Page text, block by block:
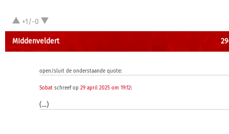
+1/-0
MIddenveldert
open/sluit de onderstaande quote:
Sobatschreef op 29 april 2025 om 19:12:
(...)